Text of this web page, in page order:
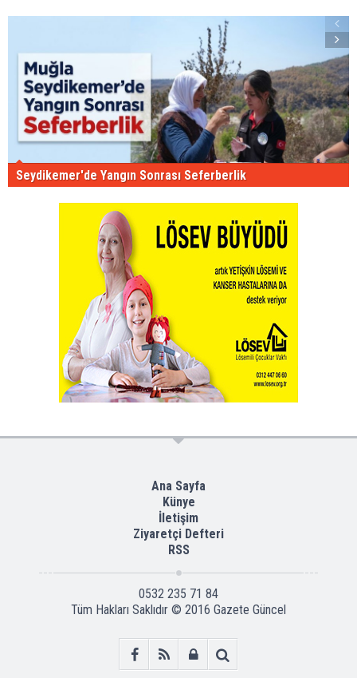
Seydikemer'de Yangın Sonrası Seferberlik
Ana Sayfa
Künye
İletişim
Ziyaretçi Defteri
RSS
0532 235 71 84
Tüm Hakları Saklıdır © 2016 Gazete Güncel